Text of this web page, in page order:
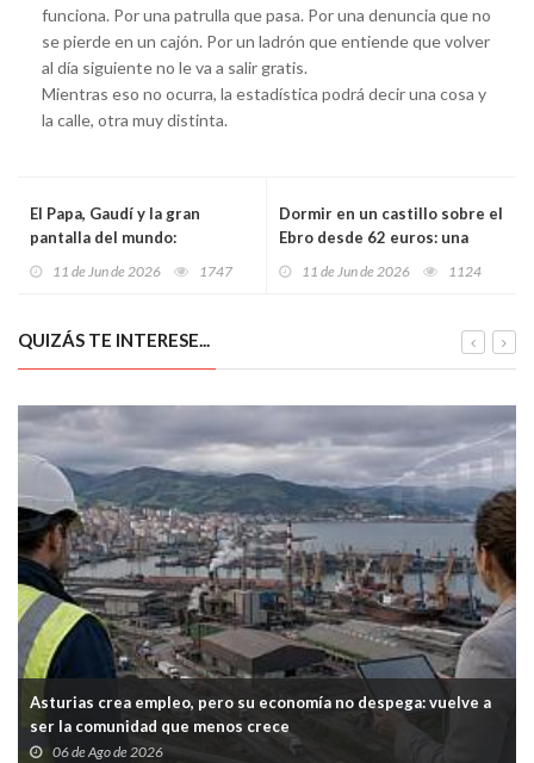
funciona. Por una patrulla que pasa. Por una denuncia que no
se pierde en un cajón. Por un ladrón que entiende que volver
al día siguiente no le va a salir gratis.
Mientras eso no ocurra, la estadística podrá decir una cosa y
la calle, otra muy distinta.
El Papa, Gaudí y la gran
pantalla del mundo:
global de ciudad
11 de Jun de 2026 1747
Dormir en un castillo sobre el
Ebro desde 62 euros: una
11 de Jun de 2026 1124
QUIZÁS TE INTERESE...
Asturias crea empleo, pero su economía no despega: vuelve a
ser la comunidad que menos crece
06 de Ago de 2026